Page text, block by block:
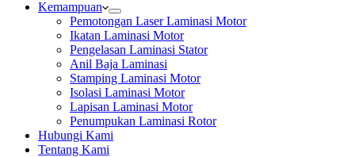
Kemampuan
Pemotongan Laser Laminasi Motor
Ikatan Laminasi Motor
Pengelasan Laminasi Stator
Anil Baja Laminasi
Stamping Laminasi Motor
Isolasi Laminasi Motor
Lapisan Laminasi Motor
Penumpukan Laminasi Rotor
Hubungi Kami
Tentang Kami